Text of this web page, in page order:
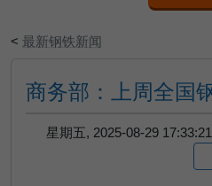
< 最新钢铁新闻
商务部：上周全国
星期五, 2025-08-29